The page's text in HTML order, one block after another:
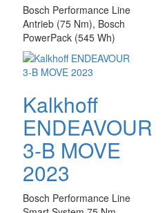
Bosch Performance Line
Antrieb (75 Nm), Bosch
PowerPack (545 Wh)
Kalkhoff
ENDEAVOUR
3-B MOVE
2023
Bosch Performance Line